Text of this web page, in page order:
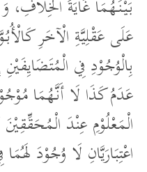
بَيْنَهُمَا غَايَةُ
عَلَى عَقْلِيَّةِ الْآخَرِ
بِالْوُجُوْدِ فِي
عَدَمُ كَذَا لَا أَنَّهُمَا
الْمَعْلُوْمِ عِنْدَ الْمُحَقِّقِيْنَ
اعْتِبَارَيَّانِ لَا وُجُوْدَ